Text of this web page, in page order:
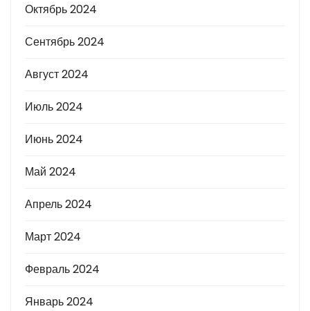
Октябрь 2024
Сентябрь 2024
Август 2024
Июль 2024
Июнь 2024
Май 2024
Апрель 2024
Март 2024
Февраль 2024
Январь 2024